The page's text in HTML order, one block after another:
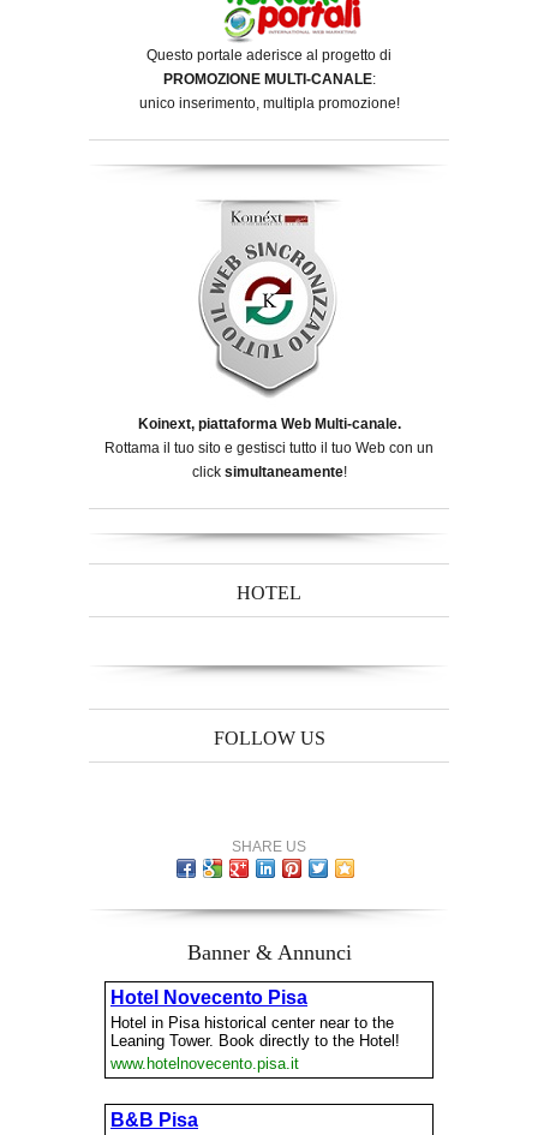
Questo portale aderisce al progetto di
PROMOZIONE MULTI-CANALE:
unico inserimento, multipla promozione!
Koinext, piattaforma Web Multi-canale.
Rottama il tuo sito e gestisci tutto il tuo Web con un
click simultaneamente!
HOTEL
FOLLOW US
SHARE US
Banner & Annunci